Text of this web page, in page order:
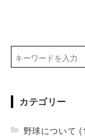
カテゴリー
野球について